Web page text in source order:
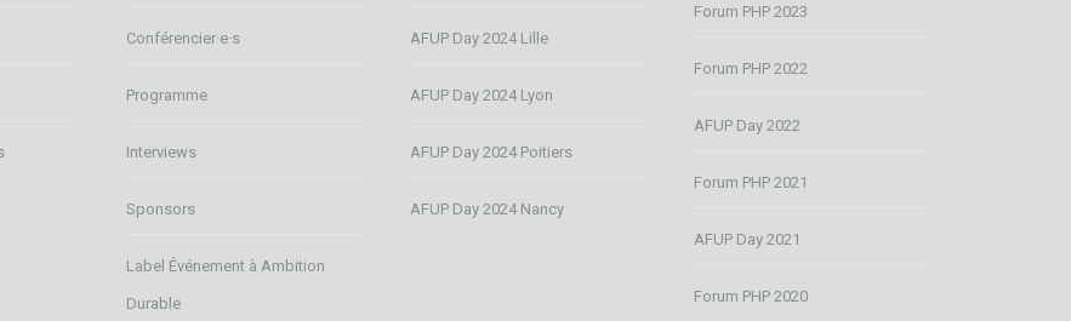
Conférencier·e·s
Programme
Interviews
Sponsors
Label Événement à Ambition
Durable
AFUP Day 2024 Lille
AFUP Day 2024 Lyon
AFUP Day 2024 Poitiers
AFUP Day 2024 Nancy
Forum PHP 2023
Forum PHP 2022
AFUP Day 2022
Forum PHP 2021
AFUP Day 2021
Forum PHP 2020